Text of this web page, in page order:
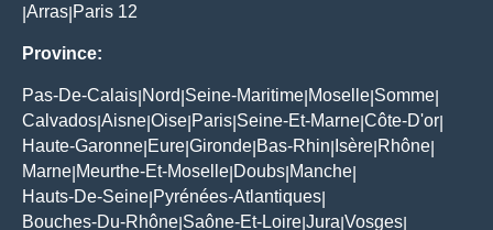
Arras Paris 12
Province:
Pas-De-Calais Nord Seine-Maritime Moselle Somme
Calvados Aisne Oise Paris Seine-Et-Marne Côte-D'or
Haute-Garonne Eure Gironde Bas-Rhin Isère Rhône
Marne Meurthe-Et-Moselle Doubs Manche
Hauts-De-Seine Pyrénées-Atlantiques
Bouches-Du-Rhône Saône-Et-Loire Jura Vosges